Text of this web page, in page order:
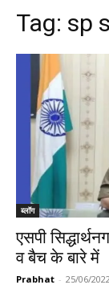
Tag: sp
ब्लॉग
एसपी
व बैच के बारे में
Prabhat - 25/06/